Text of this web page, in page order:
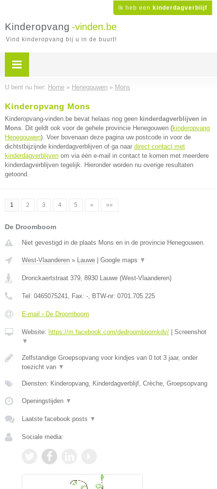
Ik heb een kinderdagverblijf
Kinderopvang -vinden.be
Vind kinderopvang bij u in de buurt!
U bent nu hier: Home » Henegouwen » Mons
Kinderopvang Mons
Kinderopvang-vinden.be bevat helaas nog geen kinderdagverblijven in
Mons. Dit geldt ook voor de gehele provincie Henegouwen (kinderopvang
Henegouwen). Voer bovenaan deze pagina uw postcode in voor de
dichtstbijzijnde kinderdagverblijven of ga naar direct contact met
kinderdagverblijven om via één e-mail in contact te komen met meerdere
kinderdagverblijven tegelijk. Hieronder worden nu overige resultaten
getoond.
1 2 3 4 5 » »»
De Droomboom
Niet gevestigd in de plaats Mons en in de provincie Henegouwen.
West-Vlaanderen » Lauwe Google maps ▼
Dronckaertstraat 379, 8930 Lauwe (West-Vlaanderen)
Tel: 0465075241, Fax: -, BTW-nr: 0701.705.225
E-mail › De Droomboom
Website: https://m.facebook.com/dedroomboomkdv/
Screenshot
▼
Zelfstandige Groepsopvang voor kindjes van 0 tot 3 jaar, onder
toezicht van ▼
Diensten: Kinderopvang, Kinderdagverblijf, Crèche, Groepsopvang
Openingstijden ▼
Laatste facebook posts ▼
Sociale media: